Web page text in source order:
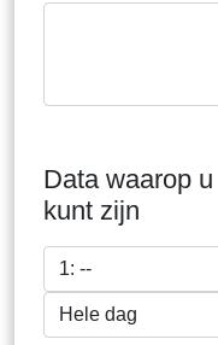
Data waarop
kunt zijn